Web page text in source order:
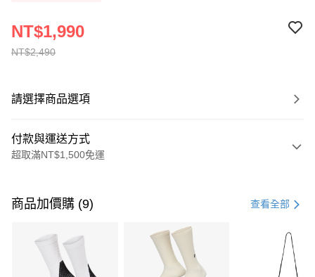
NT$2,490
NT$1,990
請選擇商品選項
付款與運送方式
超取滿NT$1,500免運
信用卡一次付款
3 期 0 利率 每期 21家銀行
合作金庫商業銀行
第一商業銀行
商品加價購 (9) 查看全部